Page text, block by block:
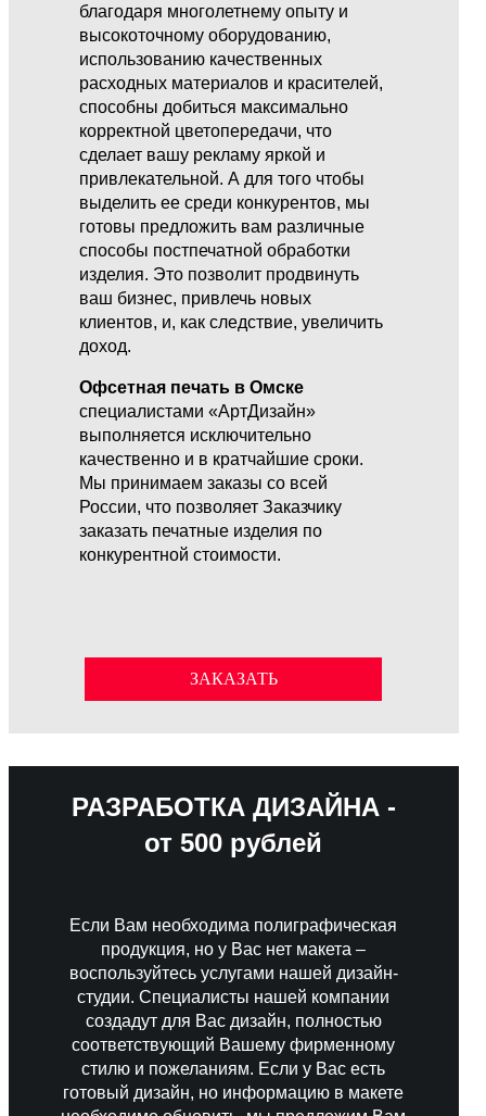
благодаря многолетнему опыту и
высокоточному оборудованию,
использованию качественных
расходных материалов и красителей,
способны добиться максимально
корректной цветопередачи, что
сделает вашу рекламу яркой и
привлекательной. А для того чтобы
выделить ее среди конкурентов, мы
готовы предложить вам различные
способы постпечатной обработки
изделия. Это позволит продвинуть
ваш бизнес, привлечь новых
клиентов, и, как следствие, увеличить
доход.
Офсетная печать в Омске
специалистами «АртДизайн»
выполняется исключительно
качественно и в кратчайшие сроки.
Мы принимаем заказы со всей
России, что позволяет Заказчику
заказать печатные изделия по
конкурентной стоимости.
ЗАКАЗАТЬ
РАЗРАБОТКА ДИЗАЙНА -
от 500 рублей
Если Вам необходима полиграфическая
продукция, но у Вас нет макета –
воспользуйтесь услугами нашей дизайн-
студии. Специалисты нашей компании
создадут для Вас дизайн, полностью
соответствующий Вашему фирменному
стилю и пожеланиям. Если у Вас есть
готовый дизайн, но информацию в макете